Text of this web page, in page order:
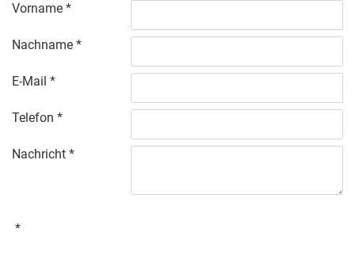
Vorname
Nachname
E-Mail
Telefon
Nachricht